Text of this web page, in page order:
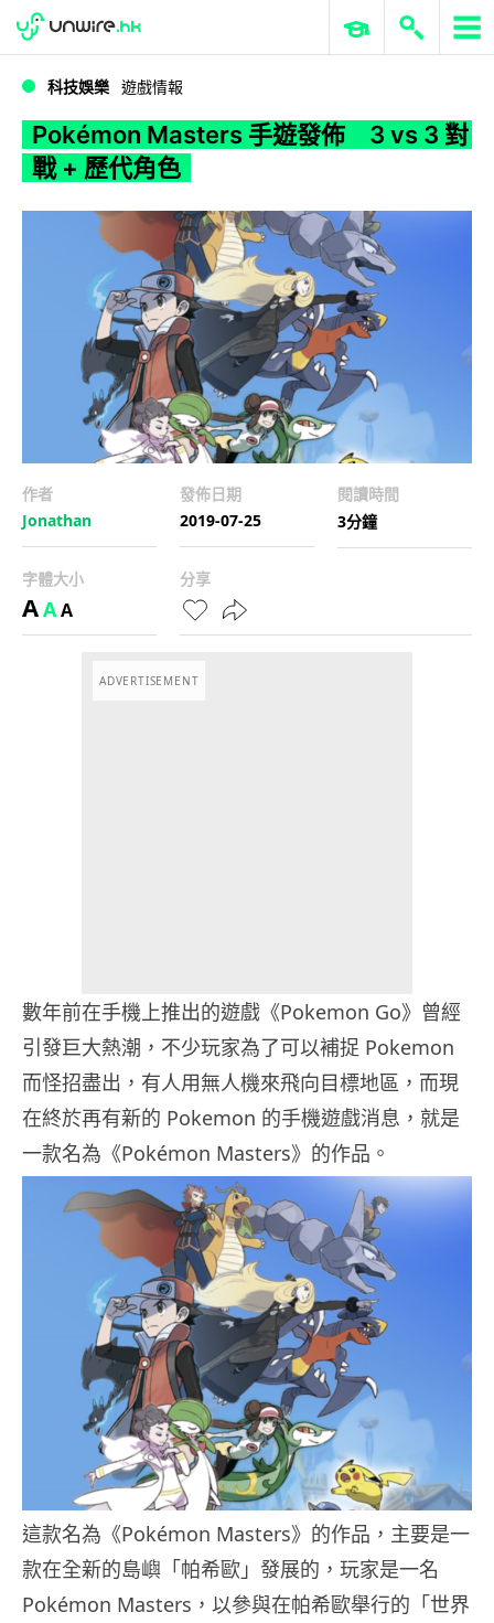
WWDC 2026 ERP 與商業 AI
科技娛樂 遊戲情報
Pokémon Masters 手遊發佈 3 vs 3 對
戰 + 歷代角色
作者
Jonathan
發佈日期
2019-07-25
閱讀時間
3分鐘
字體大小
AAA
分享
ADVERTISEMENT
數年前在手機上推出的遊戲《Pokemon Go》曾經
引發巨大熱潮，不少玩家為了可以補捉 Pokemon
而怪招盡出，有人用無人機來飛向目標地區，而現
在終於再有新的 Pokemon 的手機遊戲消息，就是
一款名為《Pokémon Masters》的作品。
這款名為《Pokémon Masters》的作品，主要是一
款在全新的島嶼「帕希歐」發展的，玩家是一名
Pokémon Masters，以參與在帕希歐舉行的「世界